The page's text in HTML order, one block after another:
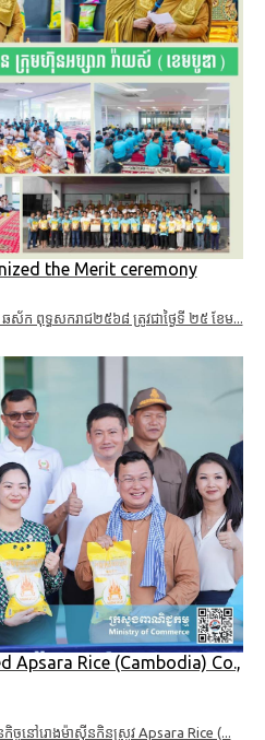
the Merit ceremony
ស័ក ពុទ្ធសករាជ២៥៦៨ ត្រូវជាថ្ងៃទី ២៥ ខែម...
Apsara Rice (Cambodia) Co.,
កិច្ចនៅរោងម៉ាស៊ីនកិនស្រូវ Apsara Rice (...